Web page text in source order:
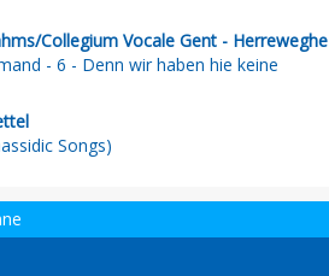
Collegium Vocale Gent - Herreweghe
- 6 - Denn wir haben hie keine
Songs)